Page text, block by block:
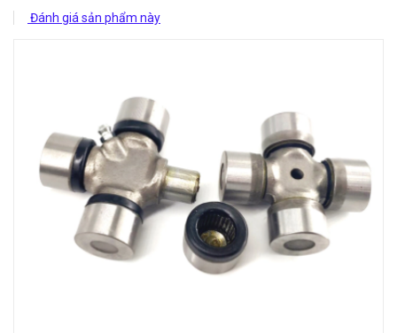
Đánh giá sản phẩm này